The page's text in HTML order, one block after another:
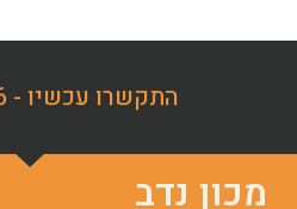
התקשרו עכשיו - 03-6206306
מכון נדב